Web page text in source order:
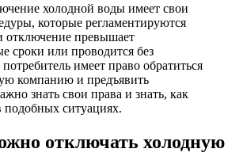
холодной воды имеет свои
которые регламентируются
отключение превышает
сроки или проводится без
имеет право обратиться
компанию и предъявить
знать свои права и знать, как
подобных ситуациях.
отключать холодную